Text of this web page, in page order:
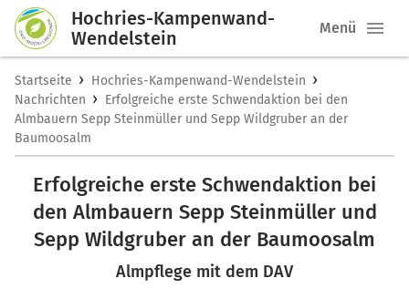
Hochries-Kampenwand-
Wendelstein
Menü
Startseite › Hochries-Kampenwand-Wendelstein ›
Nachrichten › Erfolgreiche erste Schwendaktion bei den
Almbauern Sepp Steinmüller und Sepp Wildgruber an der
Baumoosalm
Erfolgreiche erste Schwendaktion bei
den Almbauern Sepp Steinmüller und
Sepp Wildgruber an der Baumoosalm
Almpflege mit dem DAV